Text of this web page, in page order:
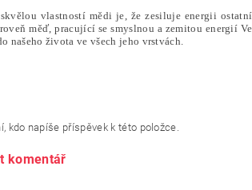
vlastností mědi je, že zesiluje energii
měď, pracující se smyslnou a zemitou energií
našeho života ve všech jeho vrstvách.
kdo napíše příspěvek k této položce.
komentář